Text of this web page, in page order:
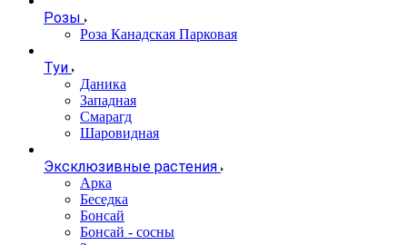
Розы
Роза Канадская Парковая
Туи
Даника
Западная
Смарагд
Шаровидная
Эксклюзивные растения
Арка
Беседка
Бонсай
Бонсай - сосны